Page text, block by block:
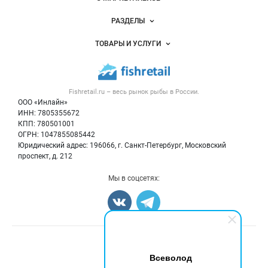
Всеволод
Fishretail.ru – весь рынок рыбы в России.
ООО «Инлайн»
ИНН: 7805355672
КПП: 780501001
ОГРН: 1047855085442
Юридический адрес: 196066, г. Санкт-Петербург, Московский
проспект, д. 212
Новости Fishretail.ru
Размещение рекламы
Публичная оферта
Контактная информация
Политика обработки персональных данных
РАЗДЕЛЫ
Объявления
Новости рынка
Блог
ТОВАРЫ И УСЛУГИ
Рыба
Икра
Мы в соцсетях: